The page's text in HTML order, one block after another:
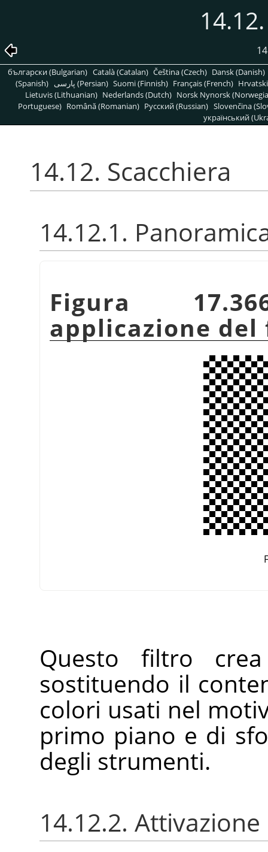
български (Bulgarian) Català (Catalan) Čeština (Czech) Dansk (Danish)
(Spanish)
پارسی (Persian) Suomi (Finnish) Français (French)
Lietuvis (Lithuanian) Nederlands (Dutch) Norsk Nynorsk
Portuguese) Română (Romanian) Pусский (Russian) Slovenčina
український
14.12. Scacchiera
14.12.1.
Figura
applicazione
Questo filtro
sostituendo il
colori usati nel
primo piano e di
degli strumenti.
14.12.2.